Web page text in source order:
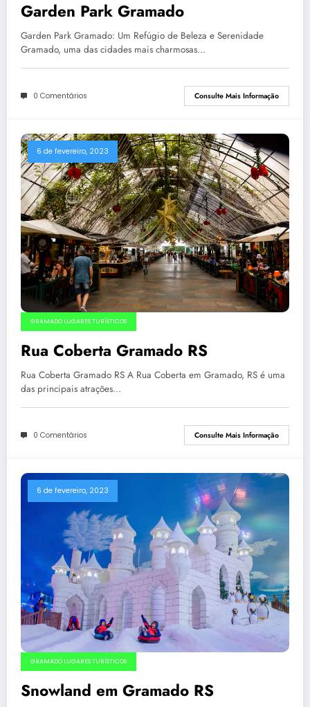
Garden Park Gramado
Garden Park Gramado: Um Refúgio de Beleza e Serenidade
Gramado, uma das cidades mais charmosas…
0 Comentários Consulte Mais Informação
6 de fevereiro, 2023
GRAMADO LUGARES TURÍSTICOS
Rua Coberta Gramado RS
Rua Coberta Gramado RS A Rua Coberta em Gramado, RS é uma
das principais atrações…
0 Comentários Consulte Mais Informação
6 de fevereiro, 2023
GRAMADO LUGARES TURÍSTICOS
Snowland em Gramado RS